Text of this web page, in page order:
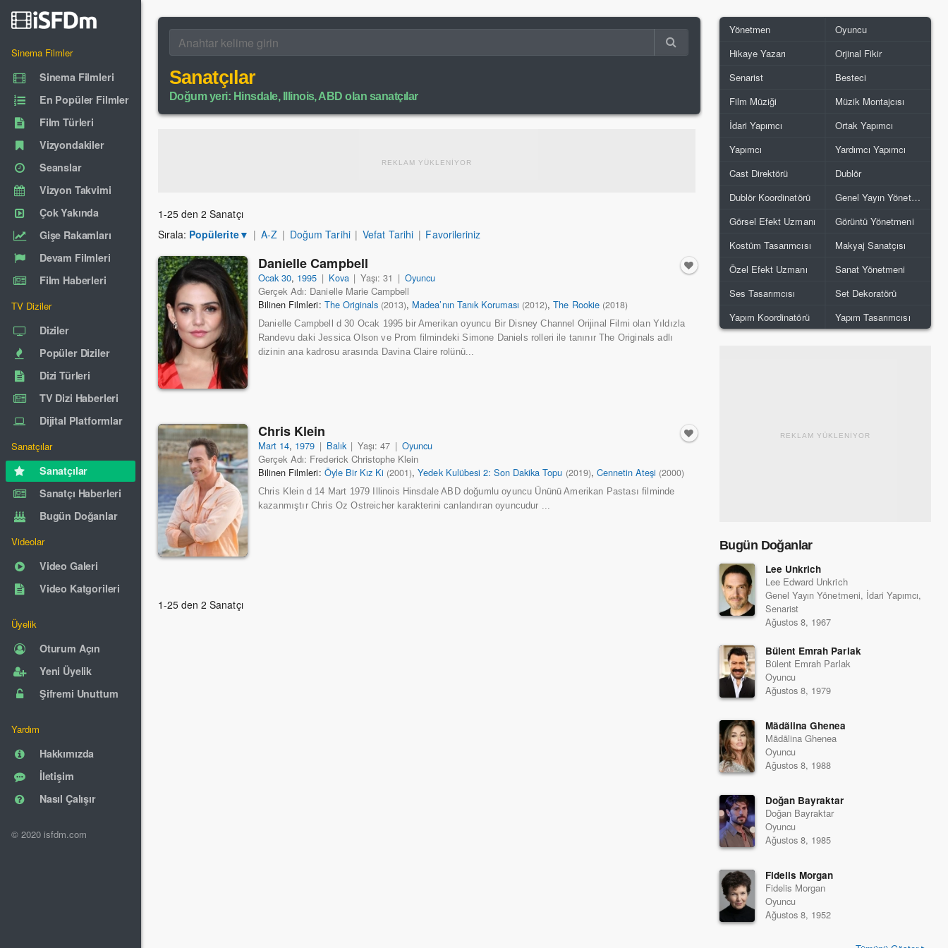
Sinema Filmler
Sinema Filmleri
En Popüler Filmler
Film Türleri
Vizyondakiler
Seanslar
Vizyon Takvimi
Çok Yakında
Gişe Rakamları
Devam Filmleri
Film Haberleri
TV Diziler
Diziler
Popüler Diziler
Dizi Türleri
TV Dizi Haberleri
Dijital Platformlar
Sanatçılar
Sanatçılar
Sanatçı Haberleri
Bugün Doğanlar
Videolar
Video Galeri
Video Katgorileri
Üyelik
Oturum Açın
Yeni Üyelik
Şifremi Unuttum
Yardım
Hakkımızda
İletişim
Nasıl Çalışır
© 2020 isfdm.com
Sanatçılar
Doğum yeri: Hinsdale, Illinois, ABD olan sanatçılar
REKLAM YÜKLENİYOR
1-25 den 2 Sanatçı
Sırala: Popülerite▼ | A-Z | Doğum Tarihi | Vefat Tarihi | Favorileriniz
Danielle Campbell
Ocak 30, 1995 | Kova | Yaşı: 31 | Oyuncu
Gerçek Adı: Danielle Marie Campbell
Bilinen Filmleri: The Originals (2013), Madea’nın Tanık Koruması (2012),The Rookie (2018)
Danielle Campbell d 30 Ocak 1995 bir Amerikan oyuncu Bir Disney Channel Orijinal Filmi olan Yıldızla
Randevu daki Jessica Olson ve Prom filmindeki Simone Daniels rolleri ile tanınır The Originals adlı
dizinin ana kadrosu arasında Davina Claire rolünü...
Chris Klein
Mart 14, 1979 | Balık | Yaşı: 47 | Oyuncu
Gerçek Adı: Frederick Christophe Klein
Bilinen Filmleri: Öyle Bir Kız Ki (2001),Yedek Kulübesi 2: Son Dakika Topu (2019), Cennetin Ateşi (2000)
Chris Klein d 14 Mart 1979 Illinois Hinsdale ABD doğumlu oyuncu Ününü Amerikan Pastası filminde
kazanmıştır Chris Oz Ostreicher karakterini canlandıran oyuncudur ...
1-25 den 2 Sanatçı
Yönetmen
Oyuncu
Hikaye Yazarı
Orjinal Fikir
Senarist
Besteci
Film Müziği
Müzik Montajcısı
İdari Yapımcı
Ortak Yapımcı
Yapımcı
Yardımcı Yapımcı
Cast Direktörü
Dublör
Dublör Koordinatörü
Genel Yayın Yönetmeni
Görsel Efekt Uzmanı
Görüntü Yönetmeni
Kostüm Tasarımcısı
Makyaj Sanatçısı
Özel Efekt Uzmanı
Sanat Yönetmeni
Ses Tasarımcısı
Set Dekoratörü
Yapım Koordinatörü
Yapım Tasarımcısı
REKLAM YÜKLENİYOR
Bugün Doğanlar
Lee Unkrich
Lee Edward Unkrich
Genel Yayın Yönetmeni, İdari Yapımcı,
Senarist
Ağustos 8, 1967
Bülent Emrah Parlak
Bülent Emrah Parlak
Oyuncu
Ağustos 8, 1979
Mãdãlina Ghenea
Mãdãlina Ghenea
Oyuncu
Ağustos 8, 1988
Doğan Bayraktar
Doğan Bayraktar
Oyuncu
Ağustos 8, 1985
Fidelis Morgan
Fidelis Morgan
Oyuncu
Ağustos 8, 1952